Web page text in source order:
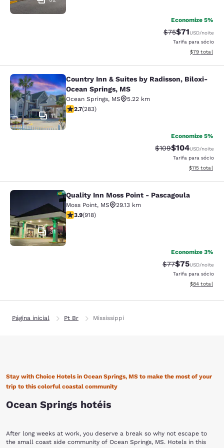
Economize 5%
Tarifa anterior
$75Tarifa com
$71USD/noite
Tarifa para sócio
Exibir
$79 total
Country Inn & Suites by Radisson,
11
Country Inn & Suites by Radisson, Biloxi-
Ocean Springs, MS
Ocean Springs, MS
5.22 km
classificação 2.71 estrelas. Razoável. 283 avaliações
2.7(283)
Economize 5%
Tarifa anterior
$109Tarifa com
$104USD/noite
Tarifa para sócio
Exibir
$115 total
Quality Inn Moss Point - Pascagoula
31
Quality Inn Moss Point - Pascagoula
Moss Point, MS
29.13 km
classificação 3.88 estrelas. Bom. 918 avaliações
3.9(918)
Economize 3%
Tarifa anterior
$77Tarifa com
$75USD/noite
Tarifa para sócio
Exibir
$84 total
Página inicial Pt Br Mississippi
Stay with Choice Hotels in Ocean Springs, MS to make the most of your
trip to this colorful coastal community
Ocean Springs hotéis
After long weeks at work, you deserve a break so why not escape to
the small coast side community of Ocean Springs, MS. Hotels in this